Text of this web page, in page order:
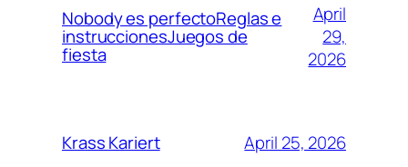
Nobody es perfectoReglas e
instruccionesJuegos de
fiesta
April
29,
2026
Krass Kariert April 25, 2026